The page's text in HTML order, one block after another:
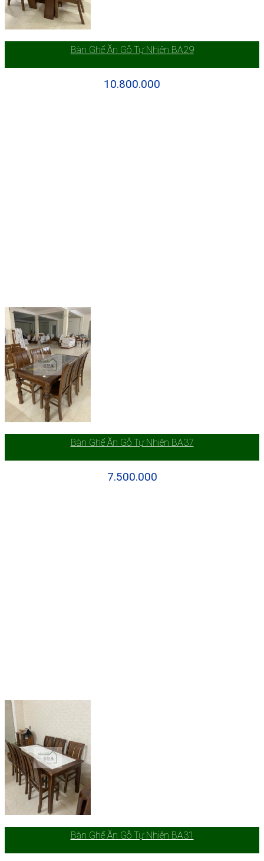
Bàn Ghế Ăn Gỗ Tự Nhiên BA29
10.800.000
Bàn Ghế Ăn Gỗ Tự Nhiên BA37
7.500.000
Bàn Ghế Ăn Gỗ Tự Nhiên BA31